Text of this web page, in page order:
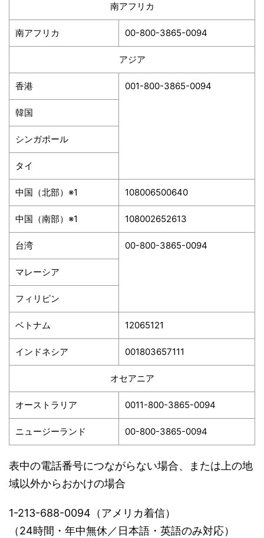
南アフリカ
南アフリカ 00-800-3865-0094
アジア
香港 001-800-3865-0094
韓国
シンガポール
タイ
中国（北部） ※1 108006500640
中国（南部） ※1 108002652613
台湾 00-800-3865-0094
マレーシア
フィリピン
ベトナム 12065121
インドネシア 001803657111
オセアニア
オーストラリア 0011-800-3865-0094
ニュージーランド 00-800-3865-0094
表中の電話番号につながらない場合、または上の地
域以外からおかけの場合
1-213-688-0094（アメリカ着信）
（24時間・年中無休／日本語・英語のみ対応）